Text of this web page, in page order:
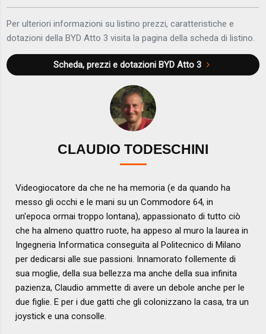
Per ulteriori informazioni su listino prezzi, caratteristiche e
dotazioni della BYD Atto 3 visita la pagina della scheda di listino.
Scheda, prezzi e dotazioni BYD Atto 3
CLAUDIO TODESCHINI
Videogiocatore da che ne ha memoria (e da quando ha
messo gli occhi e le mani su un Commodore 64, in
un'epoca ormai troppo lontana), appassionato di tutto ciò
che ha almeno quattro ruote, ha appeso al muro la laurea in
Ingegneria Informatica conseguita al Politecnico di Milano
per dedicarsi alle sue passioni. Innamorato follemente di
sua moglie, della sua bellezza ma anche della sua infinita
pazienza, Claudio ammette di avere un debole anche per le
due figlie. E per i due gatti che gli colonizzano la casa, tra un
joystick e una consolle.